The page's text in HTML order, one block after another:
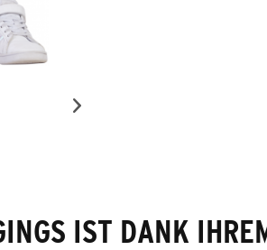
IST DANK